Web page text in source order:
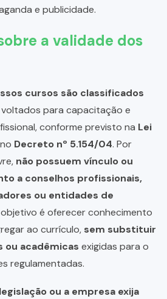
e publicidade.
a validade dos
cursos são classificados
voltados para capacitação e
conforme previsto na Lei
Decreto nº 5.154/04. Por
não possuem vínculo ou
a conselhos profissionais,
ou entidades de
objetivo é oferecer conhecimento
ao currículo, sem substituir
ou acadêmicas exigidas para o
regulamentadas.
ou a empresa exija